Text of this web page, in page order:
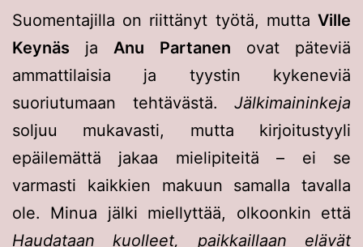
Suomentajilla on riittänyt työtä, mutta Ville
Keynäs ja Anu Partanen ovat päteviä
ammattilaisia ja tyystin kykeneviä
suoriutumaan tehtävästä. Jälkimaininkeja
soljuu mukavasti, mutta kirjoitustyyli
epäilemättä jakaa mielipiteitä – ei se
varmasti kaikkien makuun samalla tavalla
ole. Minua jälki miellyttää, olkoonkin että
Haudataan kuolleet, paikkaillaan elävät